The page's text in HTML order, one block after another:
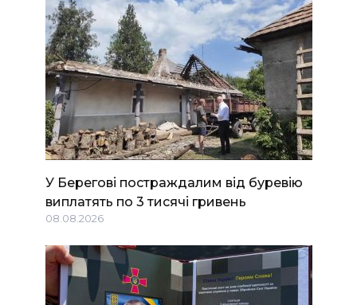
У Берегові постраждалим від буревію
виплатять по 3 тисячі гривень
08.08.2026